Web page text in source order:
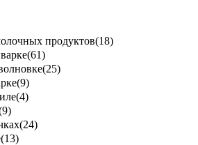
продуктов(18)